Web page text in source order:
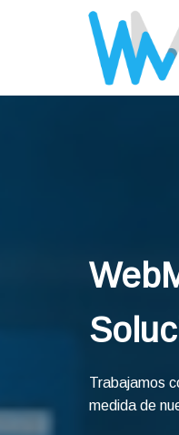
Trabajamos
medida de